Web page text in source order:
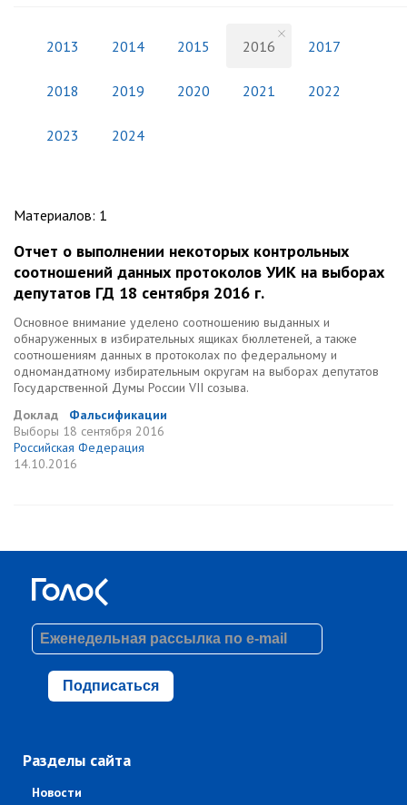
2013 2014 2015 2016 2017
2018 2019 2020 2021 2022
2023 2024
Материалов: 1
Отчет о выполнении некоторых контрольных
соотношений данных протоколов УИК на выборах
депутатов ГД 18 сентября 2016 г.
Основное внимание уделено соотношению выданных и
обнаруженных в избирательных ящиках бюллетеней, а также
соотношениям данных в протоколах по федеральному и
одномандатному избирательным округам на выборах депутатов
Государственной Думы России VII созыва.
Доклад
Фальсификации
Выборы 18 сентября 2016
Российская Федерация
14.10.2016
Подписаться
Разделы сайта
Новости